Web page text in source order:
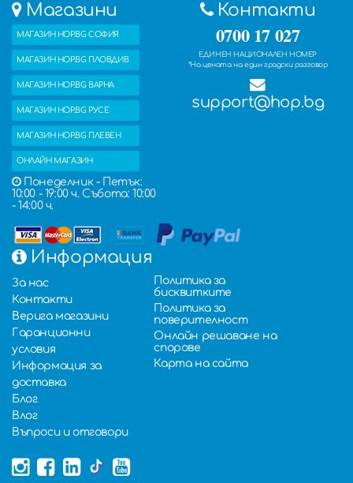
Магазини
МАГАЗИН HOP.BG СОФИЯ
МАГАЗИН HOP.BG ПЛОВДИВ
МАГАЗИН HOP.BG ВАРНА
МАГАЗИН HOP.BG РУСЕ
МАГАЗИН HOP.BG ПЛЕВЕН
ОНЛАЙН МАГАЗИН
Понеделник - Петък:
10:00 - 19:00 ч. Събота: 10:00
- 14:00 ч.
Контакти
0700 17 027
ЕДИНЕН НАЦИОНАЛЕН НОМЕР
*На цената на един градски разговор
support@hop.bg
Информация
За нас
Контакти
Верига магазини
Гаранционни
условия
Информация за
доставка
Блог
Влог
Въпроси и отговори
Политика за
бисквитките
Политика за
поверителност
Онлайн решаване на
спорове
Карта на сайта